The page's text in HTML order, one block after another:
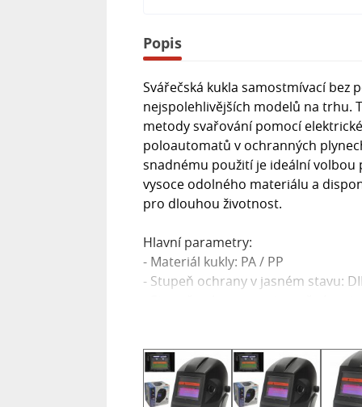
Popis
Svářečská kukla samostmívací bez
nejspolehlivějších modelů na trhu.
metody svařování pomocí
poloautomatů v ochranných
snadnému použití je ideální volbou
vysoce odolného materiálu a
pro dlouhou životnost.
Hlavní parametry:
- Materiál kukly: PA / PP
- Stupeň ochrany v jasném stavu:
- Norma ochrany očí: EN379, ANSI
- Plocha zorného pole: 90 x 34 mm
- Doba odezvy z tmavé na světlou:
- Doba odezvy ze světlé na tmavou: